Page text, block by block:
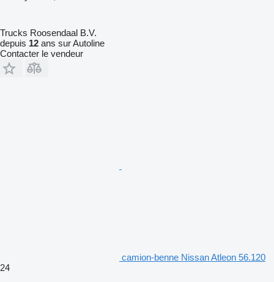
Trucks Roosendaal B.V.
depuis 12 ans sur Autoline
Contacter le vendeur
camion-benne Nissan Atleon 56.120
24